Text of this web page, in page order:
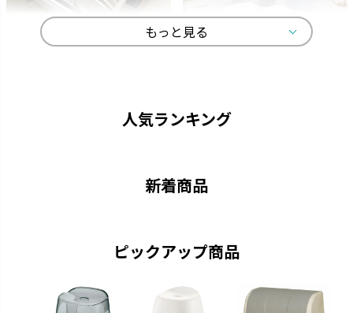
もっと見る
人気ランキング
新着商品
ピックアップ商品